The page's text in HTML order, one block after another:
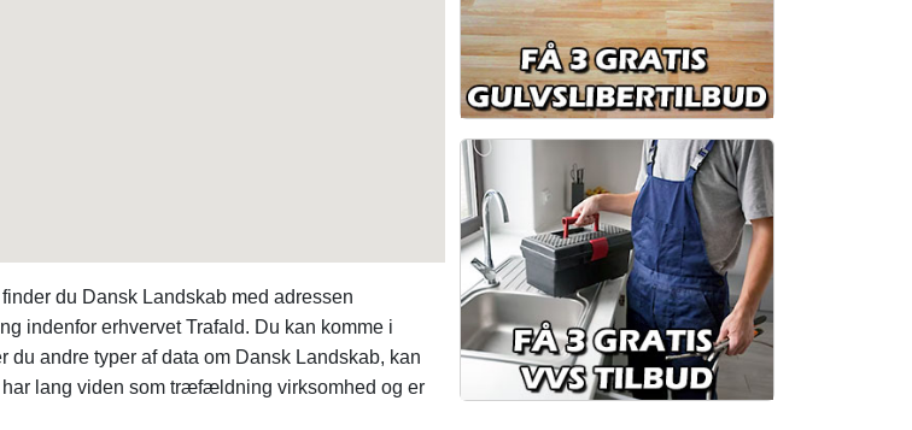
du Dansk Landskab med adressen
indenfor erhvervet Trafald. Du kan komme i
andre typer af data om Dansk Landskab, kan
lang viden som træfældning virksomhed og er